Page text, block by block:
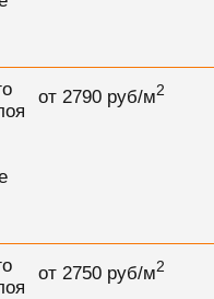
от 2790 руб/м2
от 2750 руб/м2